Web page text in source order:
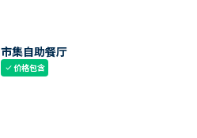
市集自助餐厅
check价格包含